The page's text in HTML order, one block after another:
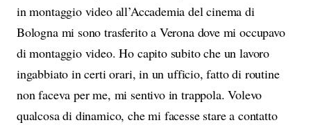
in montaggio video all’Accademia del cinema di
Bologna mi sono trasferito a Verona dove mi occupavo
di montaggio video. Ho capito subito che un lavoro
ingabbiato in certi orari, in un ufficio, fatto di routine
non faceva per me, mi sentivo in trappola. Volevo
qualcosa di dinamico, che mi facesse stare a contatto